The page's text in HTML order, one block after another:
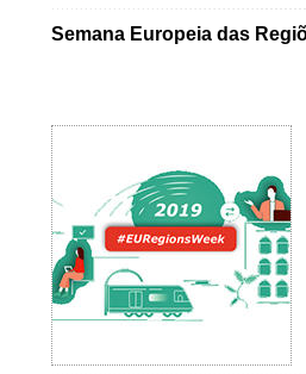
Semana Europeia das